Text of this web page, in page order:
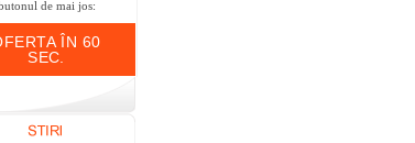
de mai jos:
ÎN 60
SEC.